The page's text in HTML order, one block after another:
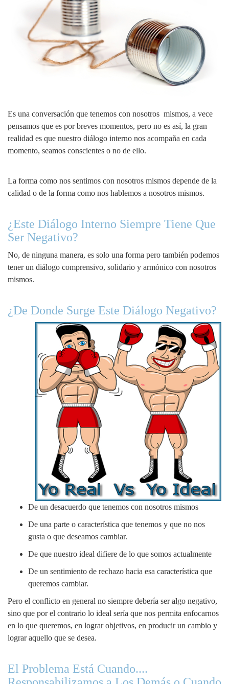
Es una conversación que tenemos con nosotros mismos, a vece
pensamos que es por breves momentos, pero no es así, la gran
realidad es que nuestro diálogo interno nos acompaña en cada
momento, seamos conscientes o no de ello.
La forma como nos sentimos con nosotros mismos depende de la
calidad o de la forma como nos hablemos a nosotros mismos.
¿Este Diálogo Interno Siempre Tiene Que
Ser Negativo?
No, de ninguna manera, es solo una forma pero también podemos
tener un diálogo comprensivo, solidario y armónico con nosotros
mismos.
¿De Donde Surge Este Diálogo Negativo?
De un desacuerdo que tenemos con nosotros mismos
De una parte o característica que tenemos y que no nos
gusta o que deseamos cambiar.
De que nuestro ideal difiere de lo que somos actualmente
De un sentimiento de rechazo hacia esa característica que
queremos cambiar.
Pero el conflicto en general no siempre debería ser algo negativo,
sino que por el contrario lo ideal sería que nos permita enfocarnos
en lo que queremos, en lograr objetivos, en producir un cambio y
lograr aquello que se desea.
El Problema Está Cuando....